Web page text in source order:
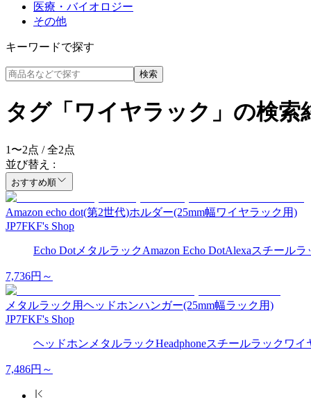
医療・バイオロジー
その他
キーワードで探す
検索
タグ「ワイヤラック」の検索
1 〜2点 / 全2点
並び替え :
おすすめ順
Amazon echo dot(第2世代)ホルダー(25mm幅ワイヤラック用)
JP7FKF's Shop
Echo Dot メタルラックAmazon Echo DotAlexaスチールラ
7,736円～
メタルラック用ヘッドホンハンガー(25mm幅ラック用)
JP7FKF's Shop
ヘッドホン メタルラックHeadphoneスチールラック ワイ
7,486円～